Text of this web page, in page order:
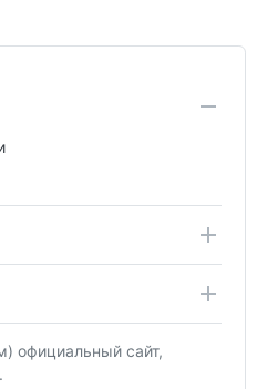
официальный сайт,